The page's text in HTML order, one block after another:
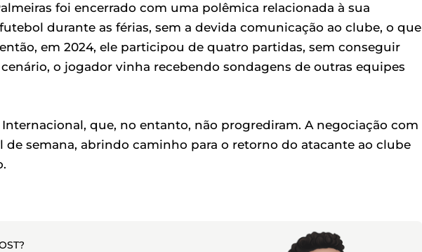
foi encerrado com uma polêmica relacionada à sua
durante as férias, sem a devida comunicação ao clube, o que
em 2024, ele participou de quatro partidas, sem conseguir
o jogador vinha recebendo sondagens de outras equipes
que, no entanto, não progrediram. A negociação com
semana, abrindo caminho para o retorno do atacante ao clube